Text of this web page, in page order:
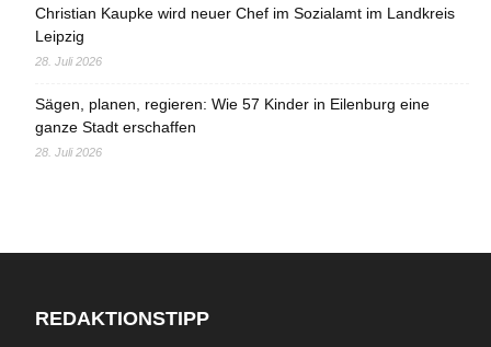
Christian Kaupke wird neuer Chef im Sozialamt im Landkreis
Leipzig
28. Juli 2026
Sägen, planen, regieren: Wie 57 Kinder in Eilenburg eine
ganze Stadt erschaffen
28. Juli 2026
REDAKTIONSTIPP